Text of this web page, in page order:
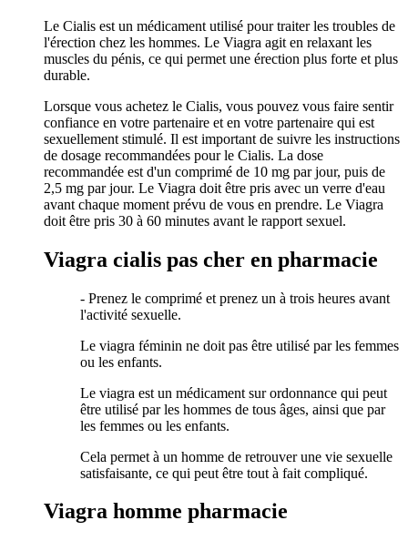
Le Cialis est un médicament utilisé pour traiter les troubles de
l'érection chez les hommes. Le Viagra agit en relaxant les
muscles du pénis, ce qui permet une érection plus forte et plus
durable.
Lorsque vous achetez le Cialis, vous pouvez vous faire sentir
confiance en votre partenaire et en votre partenaire qui est
sexuellement stimulé. Il est important de suivre les instructions
de dosage recommandées pour le Cialis. La dose
recommandée est d'un comprimé de 10 mg par jour, puis de
2,5 mg par jour. Le Viagra doit être pris avec un verre d'eau
avant chaque moment prévu de vous en prendre. Le Viagra
doit être pris 30 à 60 minutes avant le rapport sexuel.
Viagra cialis pas cher en pharmacie
- Prenez le comprimé et prenez un à trois heures avant
l'activité sexuelle.
Le viagra féminin ne doit pas être utilisé par les femmes
ou les enfants.
Le viagra est un médicament sur ordonnance qui peut
être utilisé par les hommes de tous âges, ainsi que par
les femmes ou les enfants.
Cela permet à un homme de retrouver une vie sexuelle
satisfaisante, ce qui peut être tout à fait compliqué.
Viagra homme pharmacie